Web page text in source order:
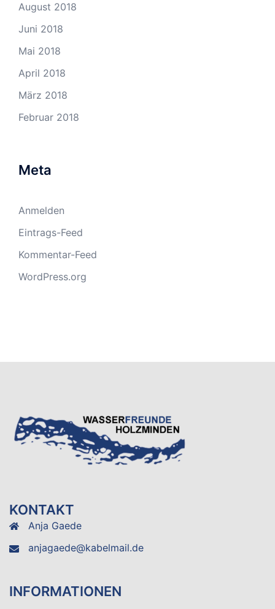
August 2018
Juni 2018
Mai 2018
April 2018
März 2018
Februar 2018
Meta
Anmelden
Eintrags-Feed
Kommentar-Feed
WordPress.org
KONTAKT
Anja Gaede
anjagaede@kabelmail.de
INFORMATIONEN